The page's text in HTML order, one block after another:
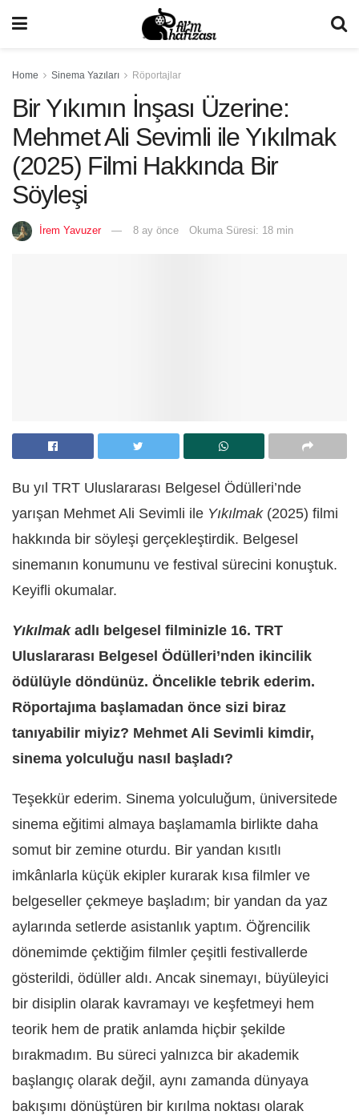
Home Sinema Yazıları Röportajlar
Bir Yıkımın İnşası Üzerine:
Mehmet Ali Sevimli ile Yıkılmak
(2025) Filmi Hakkında Bir
Söyleşi
İrem Yavuzer 8 ay önce Okuma Süresi: 18 min
Bu yıl TRT Uluslararası Belgesel Ödülleri’nde
yarışan Mehmet Ali Sevimli ile Yıkılmak (2025) filmi
hakkında bir söyleşi gerçekleştirdik. Belgesel
sinemanın konumunu ve festival sürecini konuştuk.
Keyifli okumalar.
Yıkılmakadlı belgesel filminizle 16. TRT
Uluslararası Belgesel Ödülleri’nden ikincilik
ödülüyle döndünüz. Öncelikle tebrik ederim.
Röportajıma başlamadan önce sizi biraz
tanıyabilir miyiz? Mehmet Ali Sevimli kimdir,
sinema yolculuğu nasıl başladı?
Teşekkür ederim. Sinema yolculuğum, üniversitede
sinema eğitimi almaya başlamamla birlikte daha
somut bir zemine oturdu. Bir yandan kısıtlı
imkânlarla küçük ekipler kurarak kısa filmler ve
belgeseller çekmeye başladım; bir yandan da yaz
aylarında setlerde asistanlık yaptım. Öğrencilik
dönemimde çektiğim filmler çeşitli festivallerde
gösterildi, ödüller aldı. Ancak sinemayı, büyüleyici
bir disiplin olarak kavramayı ve keşfetmeyi hem
teorik hem de pratik anlamda hiçbir şekilde
bırakmadım. Bu süreci yalnızca bir akademik
başlangıç olarak değil, aynı zamanda dünyaya
bakışımı dönüştüren bir kırılma noktası olarak